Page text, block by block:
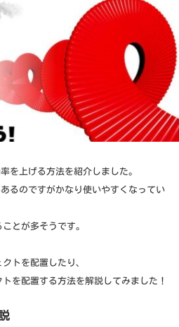
上げる方法を紹介しました。
るのですがかなり使いやすくなってい
とが多そうです。
トを配置したり、
を配置する方法を解説してみました！